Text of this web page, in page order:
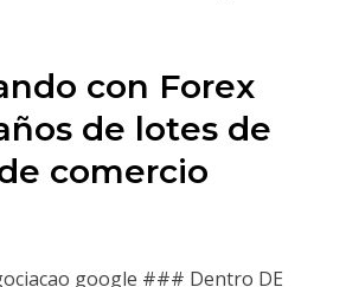
con Forex
de lotes de
comercio
google ### Dentro DE